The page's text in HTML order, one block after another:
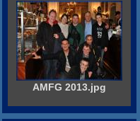
AMFG 2013.jpg